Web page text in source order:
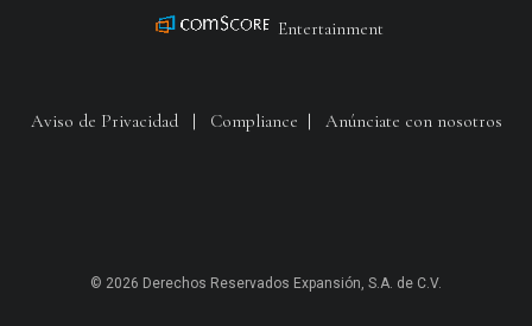
Entertainment
Aviso de Privacidad | Compliance | Anúnciate con nosotros
© 2026 Derechos Reservados Expansión, S.A. de C.V.